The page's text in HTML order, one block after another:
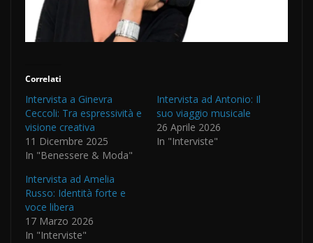
Correlati
Intervista a Ginevra
Ceccoli: Tra espressività e
visione creativa
11 Dicembre 2025
In "Benessere & Moda"
Intervista ad Antonio: Il
suo viaggio musicale
26 Aprile 2026
In "Interviste"
Intervista ad Amelia
Russo: Identità forte e
voce libera
17 Marzo 2026
In "Interviste"